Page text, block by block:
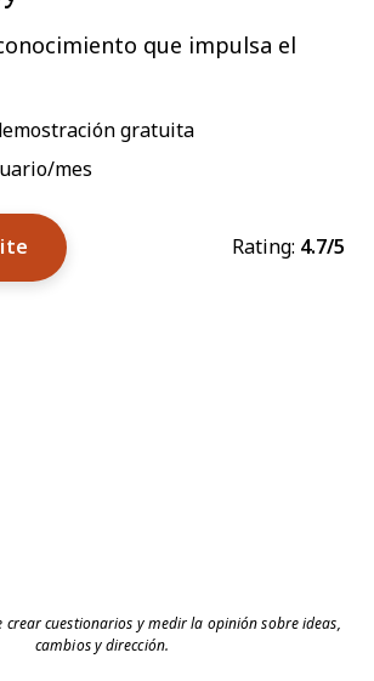
que impulsa el
gratuita
mes
Rating: 4.7/5
cuestionarios y medir la opinión sobre ideas,
cambios y dirección.